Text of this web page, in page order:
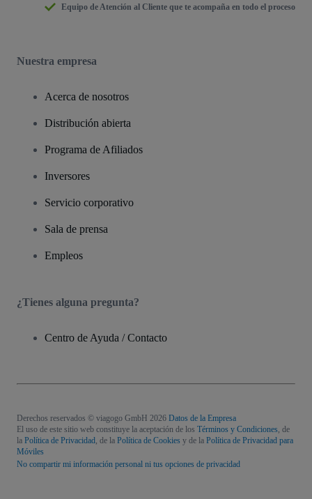
Equipo de Atención al Cliente que te acompaña en todo el proceso
Nuestra empresa
Acerca de nosotros
Distribución abierta
Programa de Afiliados
Inversores
Servicio corporativo
Sala de prensa
Empleos
¿Tienes alguna pregunta?
Centro de Ayuda / Contacto
Derechos reservados © viagogo GmbH 2026 Datos de la Empresa
El uso de este sitio web constituye la aceptación de los Términos y Condiciones, de
la Política de Privacidad, de la Política de Cookies y de la Política de Privacidad para
Móviles
No compartir mi información personal ni tus opciones de privacidad